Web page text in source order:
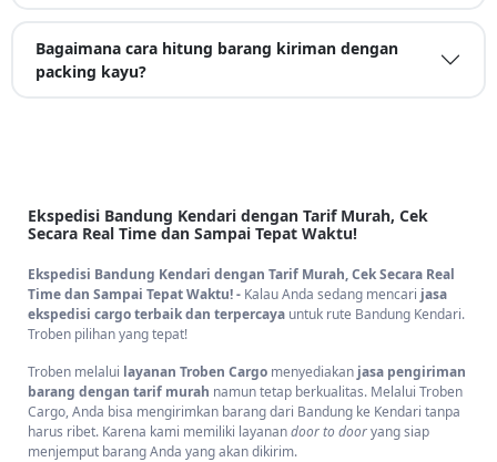
Bagaimana cara hitung barang kiriman dengan
packing kayu?
Ekspedisi Bandung Kendari dengan Tarif Murah, Cek
Secara Real Time dan Sampai Tepat Waktu!
Ekspedisi Bandung Kendari dengan Tarif Murah, Cek Secara Real
Time dan Sampai Tepat Waktu! - Kalau Anda sedang mencari jasa
ekspedisi cargo terbaik dan terpercaya untuk rute Bandung Kendari.
Troben pilihan yang tepat!
Troben melalui layanan Troben Cargo menyediakan jasa pengiriman
barang dengan tarif murah namun tetap berkualitas. Melalui Troben
Cargo, Anda bisa mengirimkan barang dari Bandung ke Kendari tanpa
harus ribet. Karena kami memiliki layanandoor to dooryang siap
menjemput barang Anda yang akan dikirim.